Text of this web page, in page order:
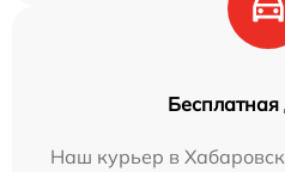
Бесплатная
Наш курьер в